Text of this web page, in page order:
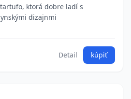
ktorá dobre ladí s
dizajnmi
Detail kúpiť